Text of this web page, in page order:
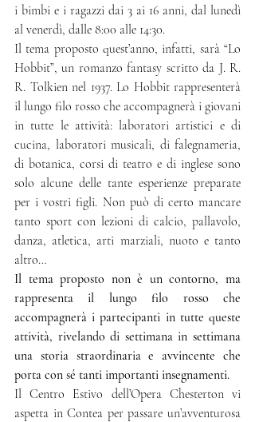
i bimbi e i ragazzi dai 3 ai 16 anni, dal lunedì
al venerdì, dalle 8:00 alle 14:30.
Il tema proposto quest’anno, infatti, sarà “Lo
Hobbit”, un romanzo fantasy scritto da J. R.
R. Tolkien nel 1937. Lo Hobbit rappresenterà
il lungo filo rosso che accompagnerà i giovani
in tutte le attività: laboratori artistici e di
cucina, laboratori musicali, di falegnameria,
di botanica, corsi di teatro e di inglese sono
solo alcune delle tante esperienze preparate
per i vostri figli. Non può di certo mancare
tanto sport con lezioni di calcio, pallavolo,
danza, atletica, arti marziali, nuoto e tanto
altro…
Il tema proposto non è un contorno, ma
rappresenta il lungo filo rosso che
accompagnerà i partecipanti in tutte queste
attività, rivelando di settimana in settimana
una storia straordinaria e avvincente che
porta con sé tanti importanti insegnamenti.
Il Centro Estivo dell’Opera Chesterton vi
aspetta in Contea per passare un’avventurosa